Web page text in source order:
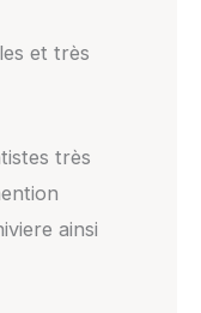
et très
très
ainsi